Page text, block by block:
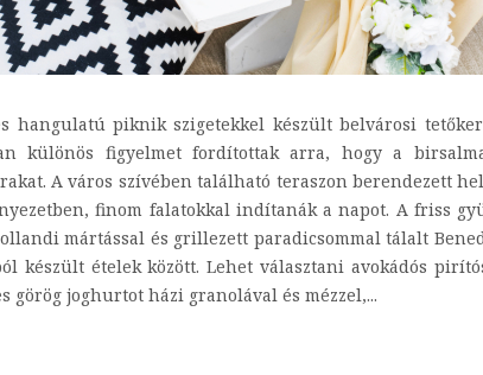
hangulatú piknik szigetekkel készült belvárosi
különös figyelmet fordítottak arra, hogy a
A város szívében található teraszon berendezett
finom falatokkal indítanák a napot. A friss
mártással és grillezett paradicsommal tálalt
készült ételek között. Lehet választani avokádós
joghurtot házi granolával és mézzel,...